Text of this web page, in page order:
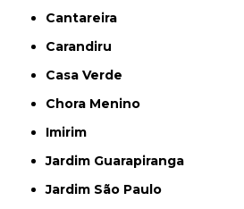
Cantareira
Carandiru
Casa Verde
Chora Menino
Imirim
Jardim Guarapiranga
Jardim São Paulo